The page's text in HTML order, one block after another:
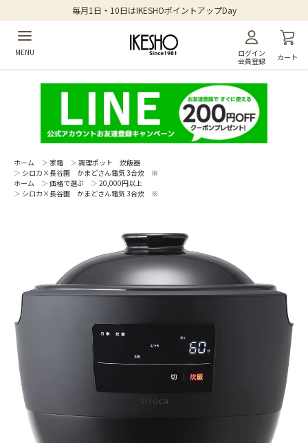
毎月1日・10日はIKESHOポイントアップDay
MENU
ログイン
会員登録
カート
ホーム ＞ 家電 ＞ 調理ポット 炊飯器
＞ シロカ×長谷園 かまどさん電気 3合炊 ※
ホーム
＞ 価格で選ぶ ＞ 20,000円以上
＞ シロカ×長谷園 かまどさん電気 3合炊 ※